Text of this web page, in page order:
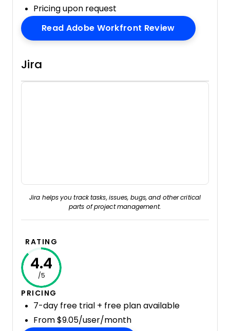
Pricing upon request
Read Adobe Workfront ReviewOpens New
Jira
Jira helps you track tasks, issues, bugs, and other critical
parts of project management.
RATING
4.4
/5
PRICING
7-day free trial + free plan available
From $9.05/user/month